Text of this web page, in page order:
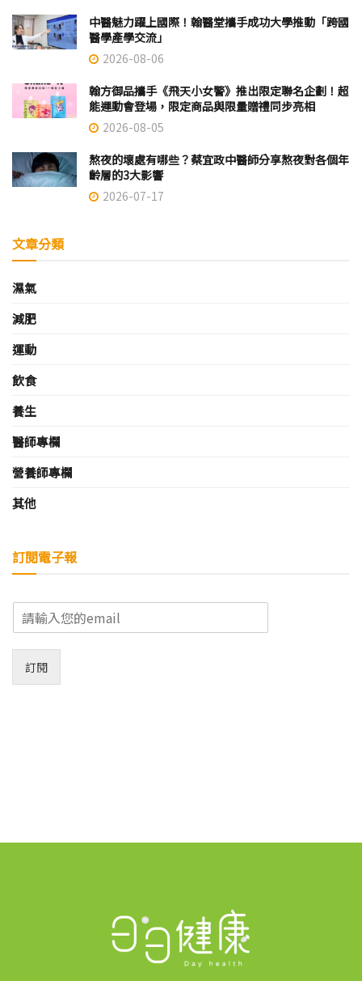
中醫魅力躍上國際！翰醫堂攜手成功大學推動「跨國
醫學產學交流」
2026-08-06
翰方御品攜手《飛天小女警》推出限定聯名企劃！超
能運動會登場，限定商品與限量贈禮同步亮相
2026-08-05
熬夜的壞處有哪些？蔡宜政中醫師分享熬夜對各個年
齡層的3大影響
2026-07-17
文章分類
濕氣
減肥
運動
飲食
養生
醫師專欄
營養師專欄
其他
訂閱電子報
E
m
*
訂閱